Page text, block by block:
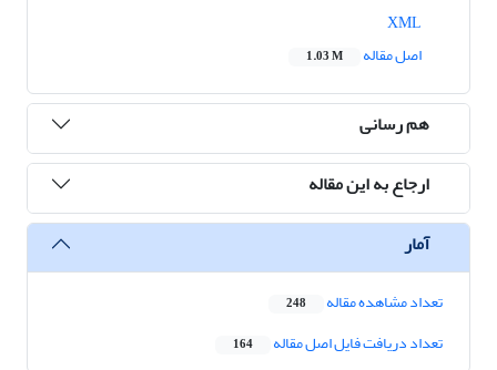
اصل مقاله
1.03 M
هم رسانی
ارجاع به این مقاله
آمار
تعداد مشاهده مقاله 248
تعداد دریافت فایل اصل مقاله 164